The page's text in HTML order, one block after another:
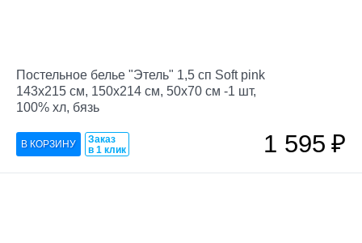
Постельное белье "Этель" 1,5 сп Soft pink
143х215 см, 150х214 см, 50х70 см -1 шт,
100% хл, бязь
Заказ
в 1 клик
1 595₽